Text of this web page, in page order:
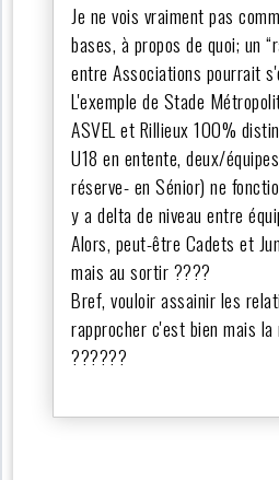
Je ne vois vraiment pas
bases, à propos de quoi; un
entre Associations pourrait
L'exemple de Stade
ASVEL et Rillieux 100%
U18 en entente, deux/
réserve- en Sénior) ne
y a delta de niveau entre
Alors, peut-être Cadets et
mais au sortir ????
Bref, vouloir assainir les
rapprocher c'est bien mais la
??????